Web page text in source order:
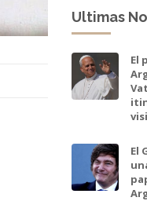
Ultimas
El
El